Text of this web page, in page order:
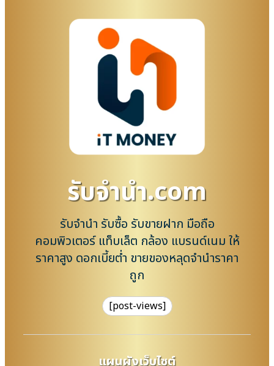
รับจํานํา.com
รับจำนำ รับซื้อ รับขายฝาก มือถือ
คอมพิวเตอร์ แท็บเล็ต กล้อง แบรนด์เนม ให้
ราคาสูง ดอกเบี้ยต่ำ ขายของหลุดจำนำราคา
ถูก
[post-views]
แผนผังเว็บไซต์